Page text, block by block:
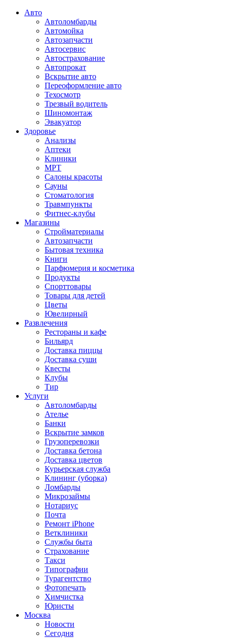
Авто
Автоломбарды
Автомойка
Автозапчасти
Автосервис
Автострахование
Автопрокат
Вскрытие авто
Переоформление авто
Техосмотр
Трезвый водитель
Шиномонтаж
Эвакуатор
Здоровье
Анализы
Аптеки
Клиники
МРТ
Салоны красоты
Сауны
Стоматология
Травмпункты
Фитнес-клубы
Магазины
Стройматериалы
Автозапчасти
Бытовая техника
Книги
Парфюмерия и косметика
Продукты
Спорттовары
Товары для детей
Цветы
Ювелирный
Развлечения
Рестораны и кафе
Бильярд
Доставка пиццы
Доставка суши
Квесты
Клубы
Тир
Услуги
Автоломбарды
Ателье
Банки
Вскрытие замков
Грузоперевозки
Доставка бетона
Доставка цветов
Курьерская служба
Клининг (уборка)
Ломбарды
Микрозаймы
Нотариус
Почта
Ремонт iPhone
Ветклиники
Службы быта
Страхование
Такси
Типографии
Турагентство
Фотопечать
Химчистка
Юристы
Москва
Новости
Сегодня